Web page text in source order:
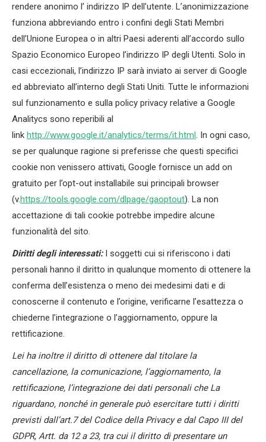
rendere anonimo l’ indirizzo IP dell’utente. L’anonimizzazione
funziona abbreviando entro i confini degli Stati Membri
dell’Unione Europea o in altri Paesi aderenti all’accordo sullo
Spazio Economico Europeo l’indirizzo IP degli Utenti. Solo in
casi eccezionali, l’indirizzo IP sarà inviato ai server di Google
ed abbreviato all’interno degli Stati Uniti. Tutte le informazioni
sul funzionamento e sulla policy privacy relative a Google
Analitycs sono reperibili al
link http://www.google.it/analytics/terms/it.html . In ogni caso,
se per qualunque ragione si preferisse che questi specifici
cookie non venissero attivati, Google fornisce un add on
gratuito per l’opt-out installabile sui principali browser
(v.https://tools.google.com/dlpage/gaoptout). La non
accettazione di tali cookie potrebbe impedire alcune
funzionalità del sito.
Diritti degli interessati: I soggetti cui si riferiscono i dati
personali hanno il diritto in qualunque momento di ottenere la
conferma dell’esistenza o meno dei medesimi dati e di
conoscerne il contenuto e l’origine, verificarne l’esattezza o
chiederne l’integrazione o l’aggiornamento, oppure la
rettificazione.
Lei ha inoltre il diritto di ottenere dal titolare la
cancellazione, la comunicazione, l’aggiornamento, la
rettificazione, l’integrazione dei dati personali che La
riguardano, nonché in generale può esercitare tutti i diritti
previsti dall’art.7 del Codice della Privacy e dal Capo III del
GDPR, Artt. da 12 a 23, tra cui il diritto di presentare un